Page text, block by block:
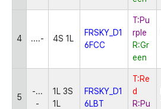
4 ....- 4S 1L
FRSKY_D1
6FCC
T:Pu
rple
R:Gr
een
5
-...
-
1L 3S
1L
FRSKY_D1
6LBT
T:Re
d
R:Pu